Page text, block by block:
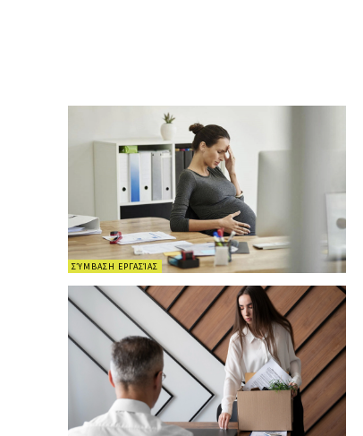
ΣΎΜΒΑΣΗ ΕΡΓΑΣΊΑΣ